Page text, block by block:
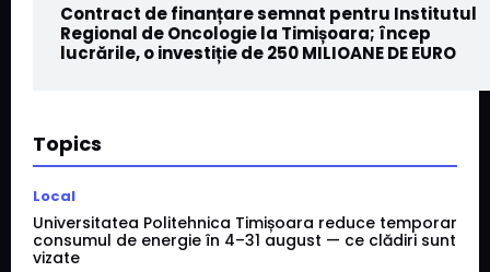
Contract de finanțare semnat pentru Institutul
Regional de Oncologie la Timișoara; încep
lucrările, o investiție de 250 MILIOANE DE EURO
Topics
Local
Universitatea Politehnica Timișoara reduce temporar
consumul de energie în 4–31 august — ce clădiri sunt
vizate